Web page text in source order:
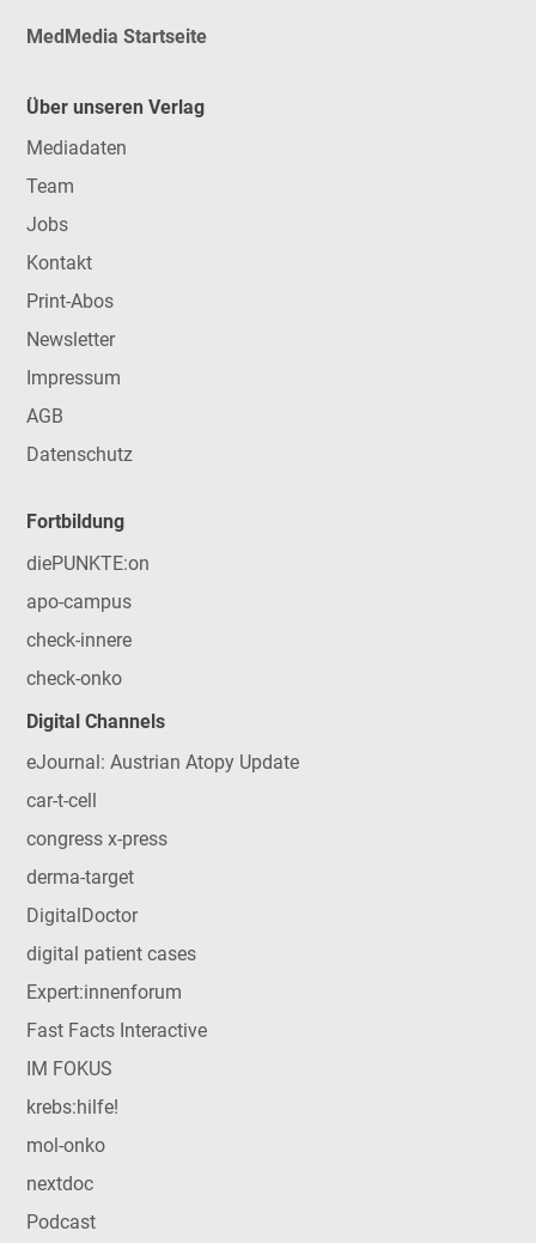
MedMedia Startseite
Über unseren Verlag
Mediadaten
Team
Jobs
Kontakt
Print-Abos
Newsletter
Impressum
AGB
Datenschutz
Fortbildung
diePUNKTE:on
apo-campus
check-innere
check-onko
Digital Channels
eJournal: Austrian Atopy Update
car-t-cell
congress x-press
derma-target
DigitalDoctor
digital patient cases
Expert:innenforum
Fast Facts Interactive
IM FOKUS
krebs:hilfe!
mol-onko
nextdoc
Podcast